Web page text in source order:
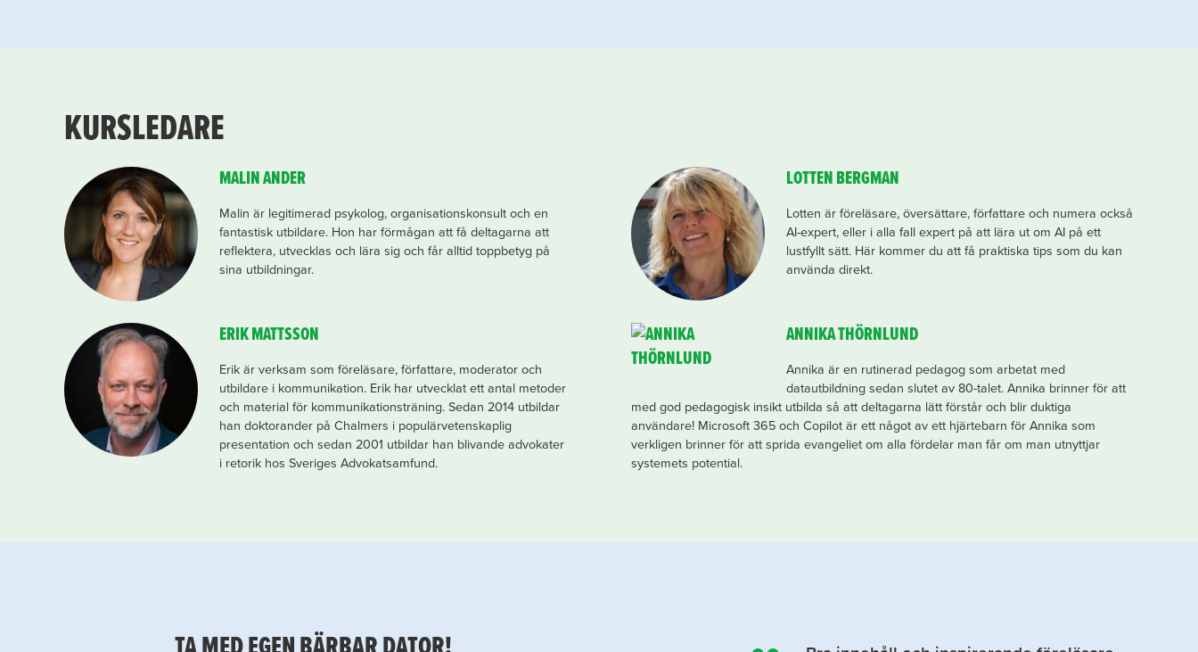
KURSLEDARE
MALIN ANDER
Malin är legitimerad psykolog, organisationskonsult och en
fantastisk utbildare. Hon har förmågan att få deltagarna att
reflektera, utvecklas och lära sig och får alltid toppbetyg på
sina utbildningar.
ERIK MATTSSON
Erik är verksam som föreläsare, författare, moderator och
utbildare i kommunikation. Erik har utvecklat ett antal metoder
och material för kommunikationsträning. Sedan 2014 utbildar
han doktorander på Chalmers i populärvetenskaplig
presentation och sedan 2001 utbildar han blivande advokater
i retorik hos Sveriges Advokatsamfund.
LOTTEN BERGMAN
Lotten är föreläsare, översättare, författare och numera också
AI-expert, eller i alla fall expert på att lära ut om AI på ett
lustfyllt sätt. Här kommer du att få praktiska tips som du kan
använda direkt.
ANNIKA THÖRNLUND
Annika är en rutinerad pedagog som arbetat med
datautbildning sedan slutet av 80-talet. Annika brinner för att
med god pedagogisk insikt utbilda så att deltagarna lätt förstår och blir duktiga
användare! Microsoft 365 och Copilot är ett något av ett hjärtebarn för Annika som
verkligen brinner för att sprida evangeliet om alla fördelar man får om man utnyttjar
systemets potential.